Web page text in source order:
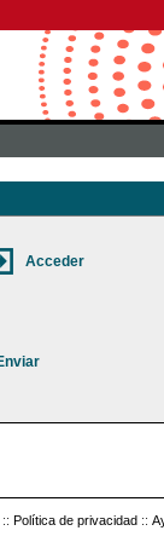
:: Política de privacidad ::